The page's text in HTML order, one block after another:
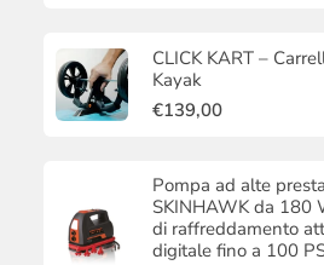
CLICK KART –
Kayak
€139,00
Pompa ad alte
SKINHAWK da 180
di raffreddamento
digitale fino a 100